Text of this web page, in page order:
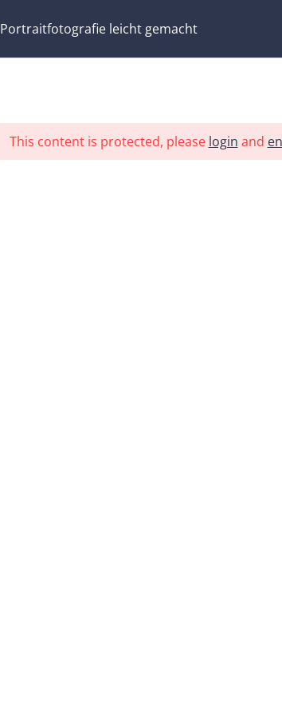
Kurse Warenkorb
Portraitfotografie leicht gemacht
This content is protected, please login and